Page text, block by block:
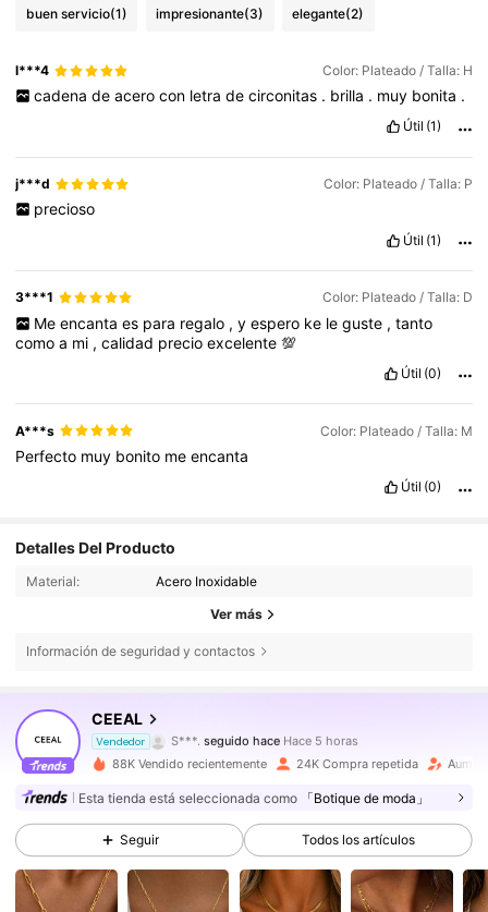
buen servicio(1) impresionante(3) elegante(2)
l***4 Color: Plateado / Talla: H
cadena de acero con letra de circonitas . brilla . muy bonita .
Útil (1)
j***d Color: Plateado / Talla: P
precioso
Útil (1)
3***1 Color: Plateado / Talla: D
Me encanta es para regalo , y espero ke le guste , tanto
comoa mi ,calidad precioexcelente💯
Útil (0)
A***s Color: Plateado / Talla: M
Perfecto muy bonito meencanta
Útil (0)
Detalles Del Producto
Material: Acero Inoxidable
Ver más
Información de seguridad y contactos
CEEAL
Vendedor
e***mestá navegando
4,86
9.6K Seguidores
9.6K Seguidores
9.6K Seguidores
88K Vendido recientemente 24K Compra repetida
Esta tienda está seleccionada como 「Botique de moda」
Seguir Todos los artículos